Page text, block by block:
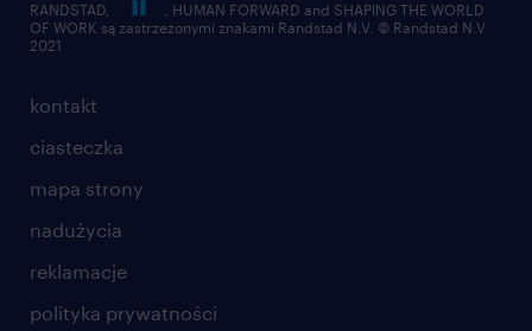
kontakt
ciasteczka
mapa strony
nadużycia
reklamacje
polityka prywatności
RANDSTAD,
, HUMAN FORWARD and SHAPING THE WORLD
OF WORK są zastrzeżonymi znakami Randstad N.V. © Randstad N.V
2021